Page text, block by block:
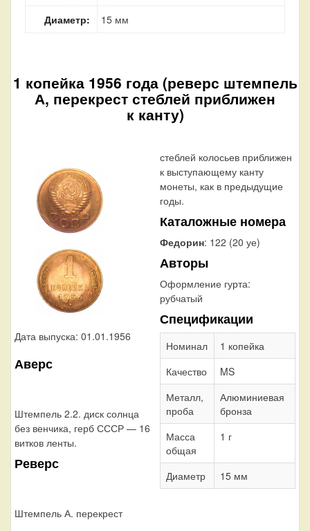
Диаметр:
15 мм
1 копейка 1956 года (реверс штемпель
А, перекрест стеблей приближен
к канту)
Дата выпуска: 01.01.1956
Аверс
Штемпель 2.2. диск солнца
без венчика, герб СССР — 16
витков ленты.
Реверс
Штемпель А. перекрест
стеблей колосьев приближен
к выступающему канту
монеты, как в предыдущие
годы.
Каталожные номера
Федорин: 122 (20 уе)
Авторы
Оформление гурта:
рубчатый
Спецификации
Номинал
1 копейка
Качество
MS
Металл,
проба
Алюминиевая
бронза
Масса
общая
1 г
Диаметр 15 мм